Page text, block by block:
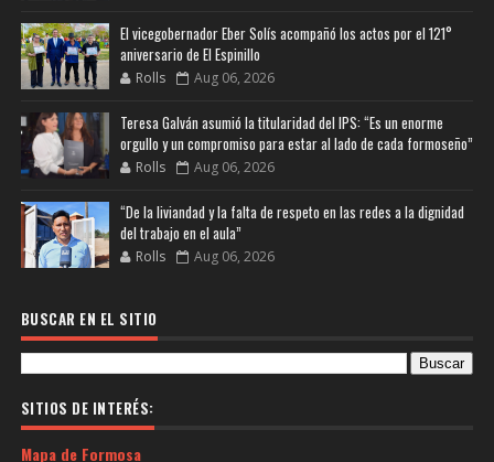
El vicegobernador Eber Solís acompañó los actos por el 121°
aniversario de El Espinillo
Rolls Aug 06, 2026
Teresa Galván asumió la titularidad del IPS: “Es un enorme
orgullo y un compromiso para estar al lado de cada formoseño”
Rolls Aug 06, 2026
“De la liviandad y la falta de respeto en las redes a la dignidad
del trabajo en el aula”
Rolls Aug 06, 2026
BUSCAR EN EL SITIO
SITIOS DE INTERÉS:
Mapa de Formosa